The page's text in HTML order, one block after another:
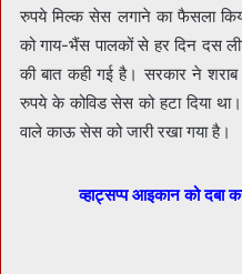
रुपये मिल्क सेस लगाने का फैसला
को गाय-भैंस पालकों से हर दिन दस
की बात कही गई है। सरकार ने
रुपये के कोविड सेस को हटा दिया
वाले काऊ सेस को जारी रखा गया है।
व्हाट्सप्प आइकान को